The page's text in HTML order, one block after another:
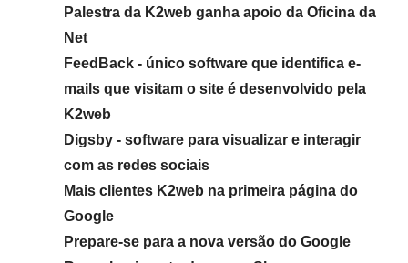
Palestra da K2web ganha apoio da Oficina da
Net
FeedBack - único software que identifica e-
mails que visitam o site é desenvolvido pela
K2web
Digsby - software para visualizar e interagir
com as redes sociais
Mais clientes K2web na primeira página do
Google
Prepare-se para a nova versão do Google